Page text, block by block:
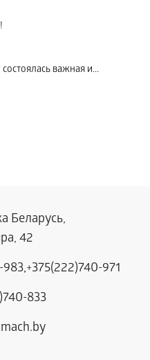
важная и...
Беларусь,
42
983,+375(222)740-971
833